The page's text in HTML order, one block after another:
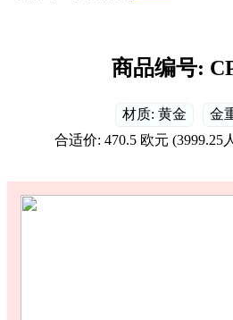
商品编号:
材质: 黄金
金
合适价: 470.5 欧元 (3999.25